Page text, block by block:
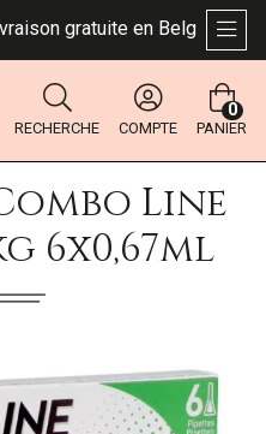
gratuite en Belgique
RECHERCHE COMPTE PANIER
0
Line
6x0,67ml